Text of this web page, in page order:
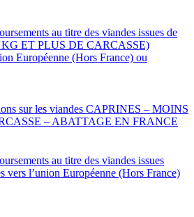
au titre des viandes issues de
ET PLUS DE CARCASSE)
Européenne (Hors France) ou
sur les viandes CAPRINES – MOINS
– ABATTAGE EN FRANCE
au titre des viandes issues
vers l’union Européenne (Hors France)